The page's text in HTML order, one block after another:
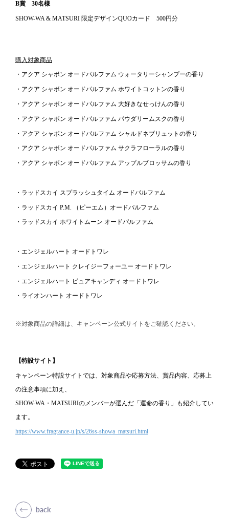
B賞 30名様
SHOW-WA & MATSURI 限定デザインQUOカード 500円分
購入対象商品
・アクア シャボン オードパルファム ウォータリーシャンプーの香り
・アクア シャボン オードパルファム ホワイトコットンの香り
・アクア シャボン オードパルファム 大好きなせっけんの香り
・アクア シャボン オードパルファム パウダリームスクの香り
・アクア シャボン オードパルファム シャルドネブリュットの香り
・アクア シャボン オードパルファム サクラフローラルの香り
・アクア シャボン オードパルファム アップルブロッサムの香り
・ラッドスカイ スプラッシュタイム オードパルファム
・ラッドスカイ P.M. （ピーエム）オードパルファム
・ラッドスカイ ホワイトムーン オードパルファム
・エンジェルハート オードトワレ
・エンジェルハート クレイジーフォーユー オードトワレ
・エンジェルハート ピュアキャンディ オードトワレ
・ライオンハート オードトワレ
※対象商品の詳細は、キャンペーン公式サイトをご確認ください。
【特設サイト】
キャンペーン特設サイトでは、対象商品や応募方法、賞品内容、応募上
の注意事項に加え、
SHOW-WA・MATSURIのメンバーが選んだ「運命の香り」も紹介してい
ます。
https://www.fragrance-u.jp/s/26ss-showa_matsuri.html
back